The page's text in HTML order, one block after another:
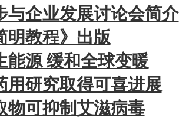
与企业发展讨论会简介
明教程》出版
能源 缓和全球变暖
用研究取得可喜进展
物可抑制艾滋病毒